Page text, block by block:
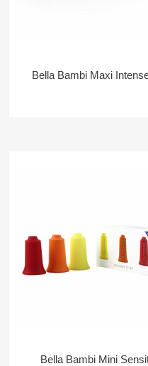
Bella Bambi Maxi
Bella Bambi Mini